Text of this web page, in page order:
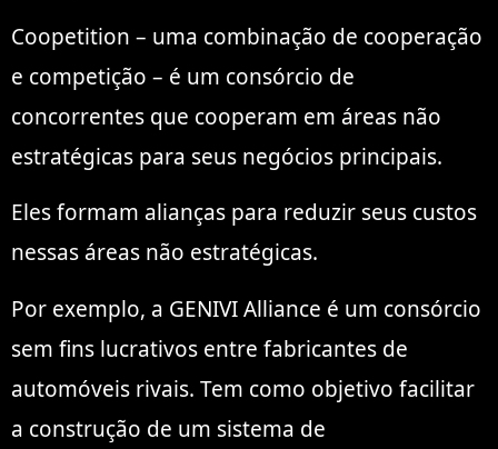
Coopetition – uma combinação de cooperação
e competição – é um consórcio de
concorrentes que cooperam em áreas não
estratégicas para seus negócios principais.
Eles formam alianças para reduzir seus custos
nessas áreas não estratégicas.
Por exemplo, a GENIVI Alliance é um consórcio
sem fins lucrativos entre fabricantes de
automóveis rivais. Tem como objetivo facilitar
a construção de um sistema de